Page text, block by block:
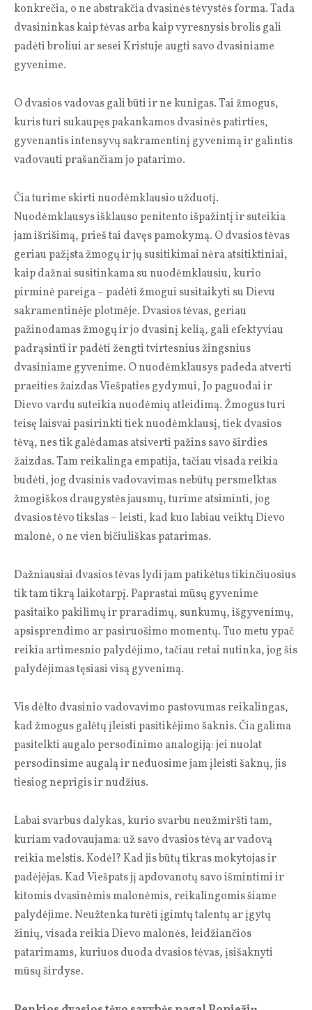
konkrečia, o ne abstrakčia dvasinės tėvystės forma. Tada
dvasininkas kaip tėvas arba kaip vyresnysis brolis gali
padėti broliui ar sesei Kristuje augti savo dvasiniame
gyvenime.
O dvasios vadovas gali būti ir ne kunigas. Tai žmogus,
kuris turi sukaupęs pakankamos dvasinės patirties,
gyvenantis intensyvų sakramentinį gyvenimą ir galintis
vadovauti prašančiam jo patarimo.
Čia turime skirti nuodėmklausio užduotį.
Nuodėmklausys išklauso penitento išpažintį ir suteikia
jam išrišimą, prieš tai davęs pamokymą. O dvasios tėvas
geriau pažįsta žmogų ir jų susitikimai nėra atsitiktiniai,
kaip dažnai susitinkama su nuodėmklausiu, kurio
pirminė pareiga – padėti žmogui susitaikyti su Dievu
sakramentinėje plotmėje. Dvasios tėvas, geriau
pažinodamas žmogų ir jo dvasinį kelią, gali efektyviau
padrąsinti ir padėti žengti tvirtesnius žingsnius
dvasiniame gyvenime. O nuodėmklausys padeda atverti
praeities žaizdas Viešpaties gydymui, Jo paguodai ir
Dievo vardu suteikia nuodėmių atleidimą. Žmogus turi
teisę laisvai pasirinkti tiek nuodėmklausį, tiek dvasios
tėvą, nes tik galėdamas atsiverti pažins savo širdies
žaizdas. Tam reikalinga empatija, tačiau visada reikia
budėti, jog dvasinis vadovavimas nebūtų persmelktas
žmogiškos draugystės jausmų, turime atsiminti, jog
dvasios tėvo tikslas – leisti, kad kuo labiau veiktų Dievo
malonė, o ne vien bičiuliškas patarimas.
Dažniausiai dvasios tėvas lydi jam patikėtus tikinčiuosius
tik tam tikrą laikotarpį. Paprastai mūsų gyvenime
pasitaiko pakilimų ir praradimų, sunkumų, išgyvenimų,
apsisprendimo ar pasiruošimo momentų. Tuo metu ypač
reikia artimesnio palydėjimo, tačiau retai nutinka, jog šis
palydėjimas tęsiasi visą gyvenimą.
Vis dėlto dvasinio vadovavimo pastovumas reikalingas,
kad žmogus galėtų įleisti pasitikėjimo šaknis. Čia galima
pasitelkti augalo persodinimo analogiją: jei nuolat
persodinsime augalą ir neduosime jam įleisti šaknų, jis
tiesiog neprigis ir nudžius.
Labai svarbus dalykas, kurio svarbu neužmiršti tam,
kuriam vadovaujama: už savo dvasios tėvą ar vadovą
reikia melstis. Kodėl? Kad jis būtų tikras mokytojas ir
padėjėjas. Kad Viešpats jį apdovanotų savo išmintimi ir
kitomis dvasinėmis malonėmis, reikalingomis šiame
palydėjime. Neužtenka turėti įgimtų talentų ar įgytų
žinių, visada reikia Dievo malonės, leidžiančios
patarimams, kuriuos duoda dvasios tėvas, įsišaknyti
mūsų širdyse.